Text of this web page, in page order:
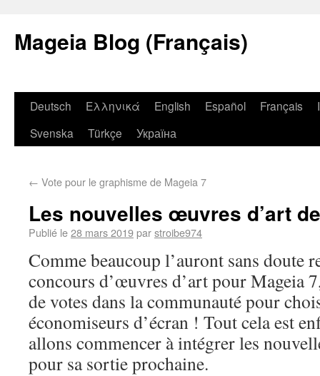
Mageia Blog (Français)
Deutsch Ελληνικά English Español Français
Svenska
Türkçe Україна
← Vote pour le graphisme de Mageia 7
Les nouvelles œuvres d’art
Publié le28 mars 2019parstroibe974
Comme beaucoup l’auront sans doute
concours d’œuvres d’art pour Mageia
de votes dans la communauté pour
économiseurs d’écran ! Tout cela est
allons commencer à intégrer les
pour sa sortie prochaine.